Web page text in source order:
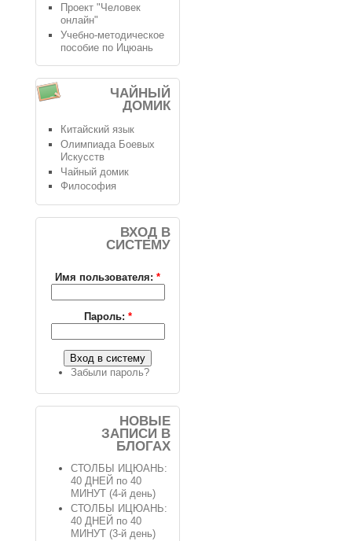
Проект "Человек
онлайн"
Учебно-методическое
пособие по Ицюань
ЧАЙНЫЙ
ДОМИК
Китайский язык
Олимпиада Боевых
Искусств
Чайный домик
Философия
ВХОД В
СИСТЕМУ
Имя пользователя: *
Пароль: *
Забыли пароль?
НОВЫЕ
ЗАПИСИ В
БЛОГАХ
СТОЛБЫ ИЦЮАНЬ:
40 ДНЕЙ по 40
МИНУТ (4-й день)
СТОЛБЫ ИЦЮАНЬ:
40 ДНЕЙ по 40
МИНУТ (3-й день)